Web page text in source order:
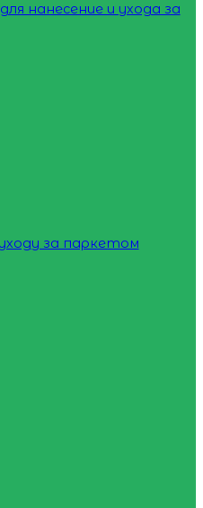
нанесение и ухода за
за паркетом